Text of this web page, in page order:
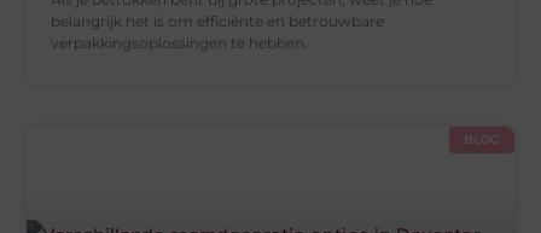
belangrijk het is om efficiënte en betrouwbare
verpakkingsoplossingen te hebben.
BLOG